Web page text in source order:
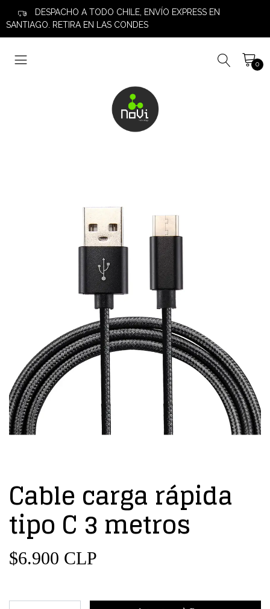
DESPACHO A TODO CHILE, ENVÍO EXPRESS EN
SANTIAGO. RETIRA EN LAS CONDES
0
Cable carga rápida
tipo C 3 metros
$6.900 CLP